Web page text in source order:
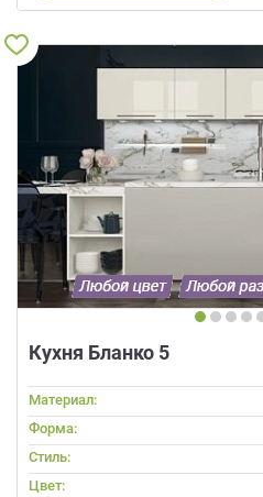
Кухня Бланко 5
Материал:
Форма:
Стиль:
Цвет: